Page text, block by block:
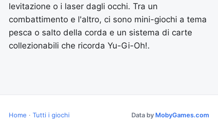
levitazione o i laser dagli occhi. Tra un
combattimento e l'altro, ci sono mini-giochi a tema
pesca o salto della corda e un sistema di carte
collezionabili che ricorda Yu-Gi-Oh!.
Home · Tutti i giochi Data by MobyGames.com